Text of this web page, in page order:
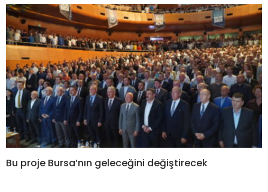
Bu proje Bursa’nın geleceğini değiştirecek